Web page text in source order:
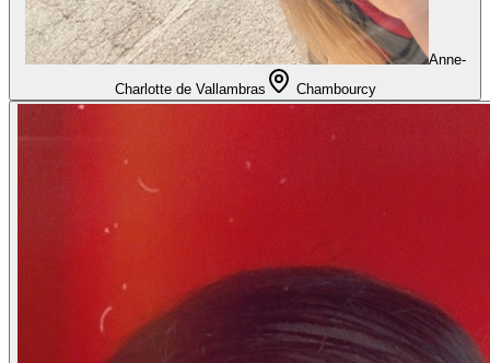
Anne-
Charlotte de Vallambras
Chambourcy